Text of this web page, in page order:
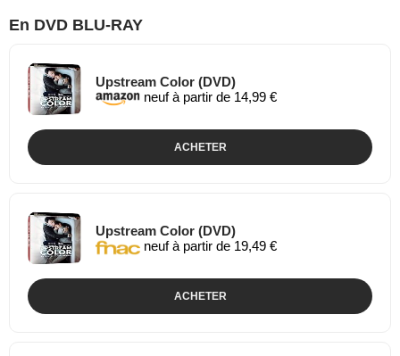
En DVD BLU-RAY
Upstream Color (DVD)
neuf à partir de 14,99 €
ACHETER
Upstream Color (DVD)
neuf à partir de 19,49 €
ACHETER